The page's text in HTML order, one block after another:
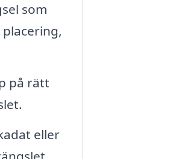
som
på rätt
eller